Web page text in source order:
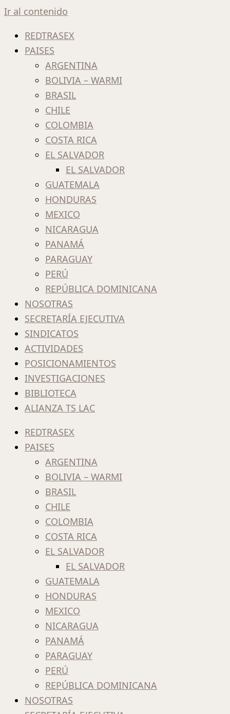
Ir al contenido
REDTRASEX
PAISES
ARGENTINA
BOLIVIA – WARMI
BRASIL
CHILE
COLOMBIA
COSTA RICA
EL SALVADOR
EL SALVADOR
GUATEMALA
HONDURAS
MEXICO
NICARAGUA
PANAMÁ
PARAGUAY
PERÚ
REPÚBLICA DOMINICANA
NOSOTRAS
SECRETARÍA EJECUTIVA
SINDICATOS
ACTIVIDADES
POSICIONAMIENTOS
INVESTIGACIONES
BIBLIOTECA
ALIANZA TS LAC
REDTRASEX
PAISES
ARGENTINA
BOLIVIA – WARMI
BRASIL
CHILE
COLOMBIA
COSTA RICA
EL SALVADOR
EL SALVADOR
GUATEMALA
HONDURAS
MEXICO
NICARAGUA
PANAMÁ
PARAGUAY
PERÚ
REPÚBLICA DOMINICANA
NOSOTRAS